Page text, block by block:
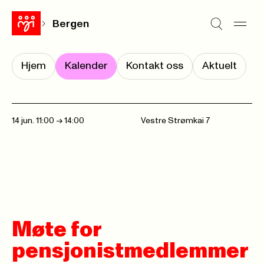
Bergen
Hjem Kalender Kontakt oss Aktuelt
14 jun. 11:00 -> 14:00 Vestre Strømkai 7
Møte for
pensjonistmedlemmer